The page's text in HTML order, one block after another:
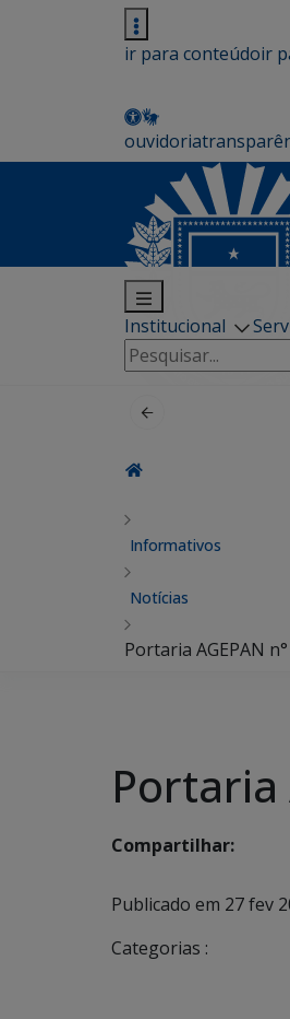
ir para conteúdoir
ouvidoria
Institucional
Pesquisar
por:
Informativos
Notícias
Portaria AGEPAN
Portaria
Compartilhar:
Publicado em 27 fev
Categorias :